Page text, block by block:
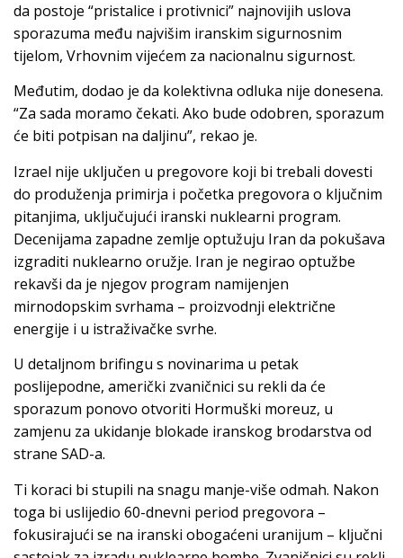
da postoje “pristalice i protivnici” najnovijih uslova
sporazuma među najvišim iranskim sigurnosnim
tijelom, Vrhovnim vijećem za nacionalnu sigurnost.
Međutim, dodao je da kolektivna odluka nije donesena.
“Za sada moramo čekati. Ako bude odobren, sporazum
će biti potpisan na daljinu”, rekao je.
Izrael nije uključen u pregovore koji bi trebali dovesti
do produženja primirja i početka pregovora o ključnim
pitanjima, uključujući iranski nuklearni program.
Decenijama zapadne zemlje optužuju Iran da pokušava
izgraditi nuklearno oružje. Iran je negirao optužbe
rekavši da je njegov program namijenjen
mirnodopskim svrhama – proizvodnji električne
energije i u istraživačke svrhe.
U detaljnom brifingu s novinarima u petak
poslijepodne, američki zvaničnici su rekli da će
sporazum ponovo otvoriti Hormuški moreuz, u
zamjenu za ukidanje blokade iranskog brodarstva od
strane SAD-a.
Ti koraci bi stupili na snagu manje-više odmah. Nakon
toga bi uslijedio 60-dnevni period pregovora –
fokusirajući se na iranski obogaćeni uranijum – ključni